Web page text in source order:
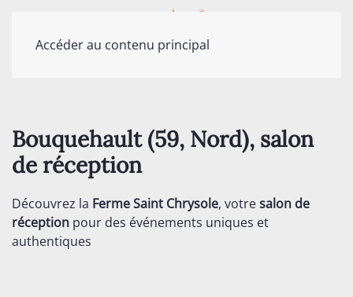
Accéder au contenu principal
Bouquehault (59, Nord), salon
de réception
Découvrez la Ferme Saint Chrysole, votresalon de
réception pour des événements uniques et
authentiques